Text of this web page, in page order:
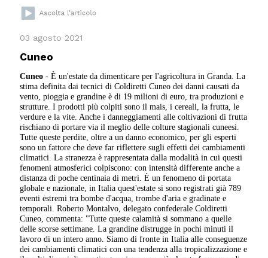
03 agosto 2021
Cuneo
Cuneo - È un'estate da dimenticare per l'agricoltura in Granda. La
stima definita dai tecnici di Coldiretti Cuneo dei danni causati da
vento, pioggia e grandine è di 19 milioni di euro, tra produzioni e
strutture. I prodotti più colpiti sono il mais, i cereali, la frutta, le
verdure e la vite. Anche i danneggiamenti alle coltivazioni di frutta
rischiano di portare via il meglio delle colture stagionali cuneesi.
Tutte queste perdite, oltre a un danno economico, per gli esperti
sono un fattore che deve far riflettere sugli effetti dei cambiamenti
climatici. La stranezza è rappresentata dalla modalità in cui questi
fenomeni atmosferici colpiscono: con intensità differente anche a
distanza di poche centinaia di metri. È un fenomeno di portata
globale e nazionale, in Italia quest'estate si sono registrati già 789
eventi estremi tra bombe d'acqua, trombe d'aria e gradinate e
temporali. Roberto Montalvo, delegato confederale Coldiretti
Cuneo, commenta: "Tutte queste calamità si sommano a quelle
delle scorse settimane. La grandine distrugge in pochi minuti il
lavoro di un intero anno. Siamo di fronte in Italia alle conseguenze
dei cambiamenti climatici con una tendenza alla tropicalizzazione e